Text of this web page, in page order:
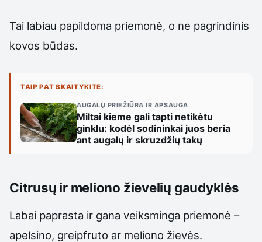
Tai labiau papildoma priemonė, o ne pagrindinis
kovos būdas.
TAIP PAT SKAITYKITE:
AUGALŲ PRIEŽIŪRA IR APSAUGA
Miltai kieme gali tapti netikėtu
ginklu: kodėl sodininkai juos beria
ant augalų ir skruzdžių takų
Citrusų ir meliono žievelių gaudyklės
Labai paprasta ir gana veiksminga priemonė –
apelsino, greipfruto ar meliono žievės.